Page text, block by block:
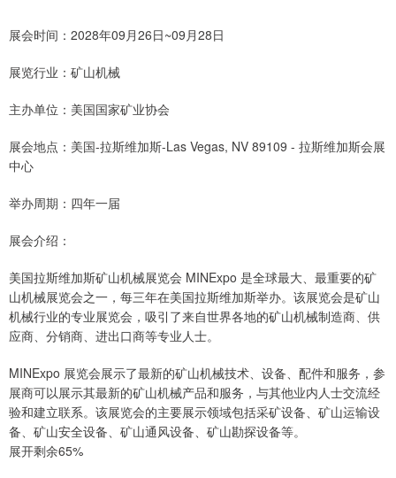
展会时间：2028年09月26日~09月28日
展览行业：矿山机械
主办单位：美国国家矿业协会
展会地点：美国-拉斯维加斯-Las Vegas, NV 89109 - 拉斯维加斯会展
中心
举办周期：四年一届
展会介绍：
美国拉斯维加斯矿山机械展览会 MINExpo 是全球最大、最重要的矿
山机械展览会之一，每三年在美国拉斯维加斯举办。该展览会是矿山
机械行业的专业展览会，吸引了来自世界各地的矿山机械制造商、供
应商、分销商、进出口商等专业人士。
MINExpo 展览会展示了最新的矿山机械技术、设备、配件和服务，参
展商可以展示其最新的矿山机械产品和服务，与其他业内人士交流经
验和建立联系。该展览会的主要展示领域包括采矿设备、矿山运输设
备、矿山安全设备、矿山通风设备、矿山勘探设备等。
展开剩余65%